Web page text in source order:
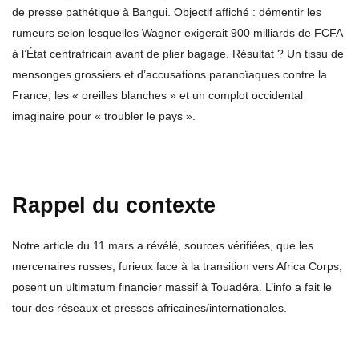
de presse pathétique à Bangui. Objectif affiché : démentir les
rumeurs selon lesquelles Wagner exigerait 900 milliards de FCFA
à l’État centrafricain avant de plier bagage. Résultat ? Un tissu de
mensonges grossiers et d’accusations paranoïaques contre la
France, les « oreilles blanches » et un complot occidental
imaginaire pour « troubler le pays ».
Rappel du contexte
Notre article du 11 mars a révélé, sources vérifiées, que les
mercenaires russes, furieux face à la transition vers Africa Corps,
posent un ultimatum financier massif à Touadéra. L’info a fait le
tour des réseaux et presses africaines/internationales.